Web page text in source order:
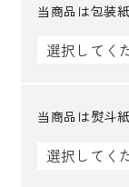
当商品は包装
当商品は熨斗